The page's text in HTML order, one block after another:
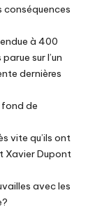
conséquences
à 400
sur l’un
dernières
fond de
vite qu’ils ont
Xavier Dupont
avec les